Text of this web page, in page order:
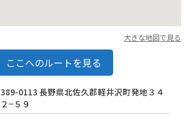
大きな地図で見る
ここへのルートを見る
389-0113 長野県北佐久郡軽井沢町発地３４
２−５９